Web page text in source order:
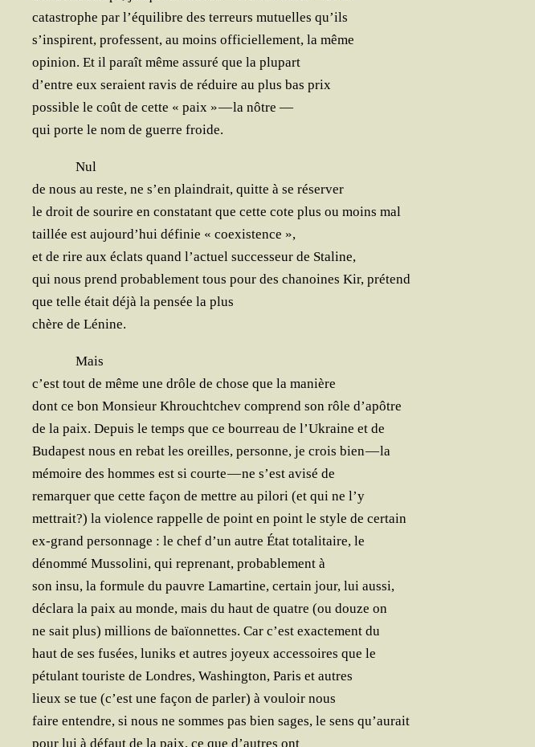
catas­trophe par l’é­qui­libre des ter­reurs mutuelles qu’ils
s’ins­pirent, pro­fessent, au moins offi­ciel­le­ment, la même
opi­nion. Et il paraît même assu­ré que la plupart
d’entre eux seraient ravis de réduire au plus bas prix
pos­sible le coût de cette « paix » — la nôtre —
qui porte le nom de guerre froide.
Nul
de nous au reste, ne s’en plain­drait, quitte à se réserver
le droit de sou­rire en consta­tant que cette cote plus ou moins mal
taillée est aujourd’­hui défi­nie « coexistence »,
et de rire aux éclats quand l’ac­tuel suc­ces­seur de Staline,
qui nous prend pro­ba­ble­ment tous pour des cha­noines Kir, prétend
que telle était déjà la pen­sée la plus
chère de Lénine.
Mais
c’est tout de même une drôle de chose que la manière
dont ce bon Mon­sieur Khroucht­chev com­prend son rôle d’apôtre
de la paix. Depuis le temps que ce bour­reau de l’U­kraine et de
Buda­pest nous en rebat les oreilles, per­sonne, je crois bien — la
mémoire des hommes est si courte — ne s’est avi­sé de
remar­quer que cette façon de mettre au pilo­ri (et qui ne l’y
met­trait?) la vio­lence rap­pelle de point en point le style de certain
ex-grand per­son­nage : le chef d’un autre État tota­li­taire, le
dénom­mé Mus­so­li­ni, qui repre­nant, pro­ba­ble­ment à
son insu, la for­mule du pauvre Lamar­tine, cer­tain jour, lui aussi,
décla­ra la paix au monde, mais du haut de quatre (ou douze on
ne sait plus) mil­lions de baïon­nettes. Car c’est exac­te­ment du
haut de ses fusées, luniks et autres joyeux acces­soires que le
pétu­lant tou­riste de Londres, Washing­ton, Paris et autres
lieux se tue (c’est une façon de par­ler) à vou­loir nous
faire entendre, si nous ne sommes pas bien sages, le sens qu’aurait
pour lui à défaut de la paix, ce que d’autres ont